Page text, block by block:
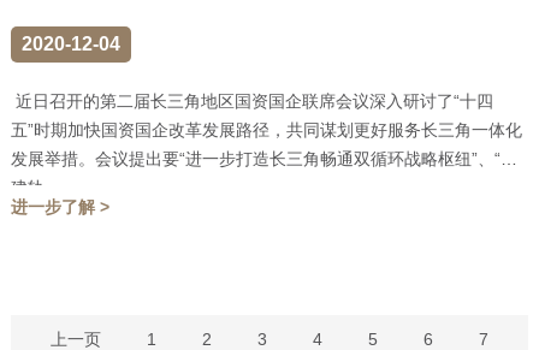
2020-12-04
近日召开的第二届长三角地区国资国企联席会议深入研讨了“十四
五”时期加快国资国企改革发展路径，共同谋划更好服务长三角一体化
发展举措。会议提出要“进一步打造长三角畅通双循环战略枢纽”、“共
建轨...
进一步了解 >
上一页 1 2 3 4 5 6 7